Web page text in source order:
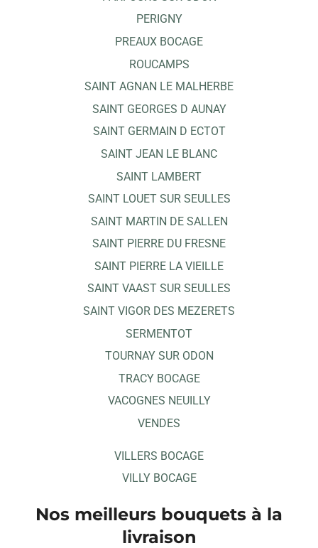
PERIGNY
PREAUX BOCAGE
ROUCAMPS
SAINT AGNAN LE MALHERBE
SAINT GEORGES D AUNAY
SAINT GERMAIN D ECTOT
SAINT JEAN LE BLANC
SAINT LAMBERT
SAINT LOUET SUR SEULLES
SAINT MARTIN DE SALLEN
SAINT PIERRE DU FRESNE
SAINT PIERRE LA VIEILLE
SAINT VAAST SUR SEULLES
SAINT VIGOR DES MEZERETS
SERMENTOT
TOURNAY SUR ODON
TRACY BOCAGE
VACOGNES NEUILLY
VENDES
VILLERS BOCAGE
VILLY BOCAGE
Nos meilleurs bouquets à la
livraison